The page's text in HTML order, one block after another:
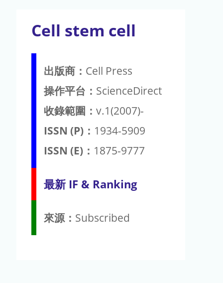
Cell stem cell
出版商： Cell Press
操作平台： ScienceDirect
收錄範圍： v.1(2007)-
ISSN (P)： 1934-5909
ISSN (E)： 1875-9777
最新 IF & Ranking
來源： Subscribed